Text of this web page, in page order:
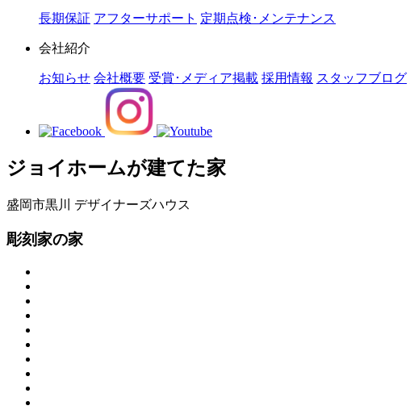
長期保証 アフターサポート 定期点検･メンテナンス
会社紹介
お知らせ 会社概要 受賞･メディア掲載 採用情報 スタッフブログ
ジョイホームが建てた家
盛岡市黒川 デザイナーズハウス
彫刻家の家